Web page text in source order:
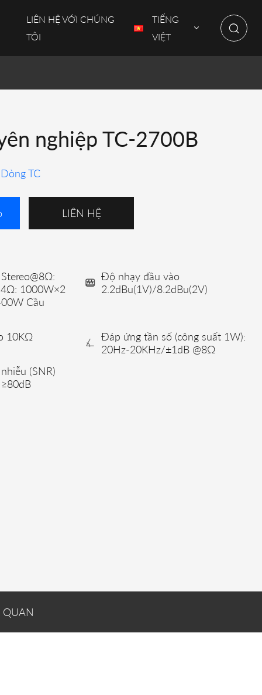
LIÊN HỆ VỚI CHÚNG
TÔI
TIẾNG
VIỆT
nghiệp TC-2700B
Dòng TC
LIÊN HỆ
1000W×2
Cầu
Độ nhạy đầu vào
2.2dBu(1V)/8.2dBu(2V)
10KΩ
Đáp ứng tần số (công suất 1W):
20Hz-20KHz/±1dB @8Ω
(SNR)
QUAN